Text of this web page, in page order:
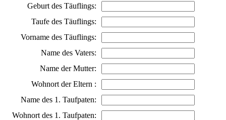
Geburt des Täuflings:
Taufe des Täuflings:
Vorname des Täuflings:
Name des Vaters:
Name der Mutter:
Wohnort der Eltern :
Name des 1. Taufpaten:
Wohnort des 1. Taufpaten: